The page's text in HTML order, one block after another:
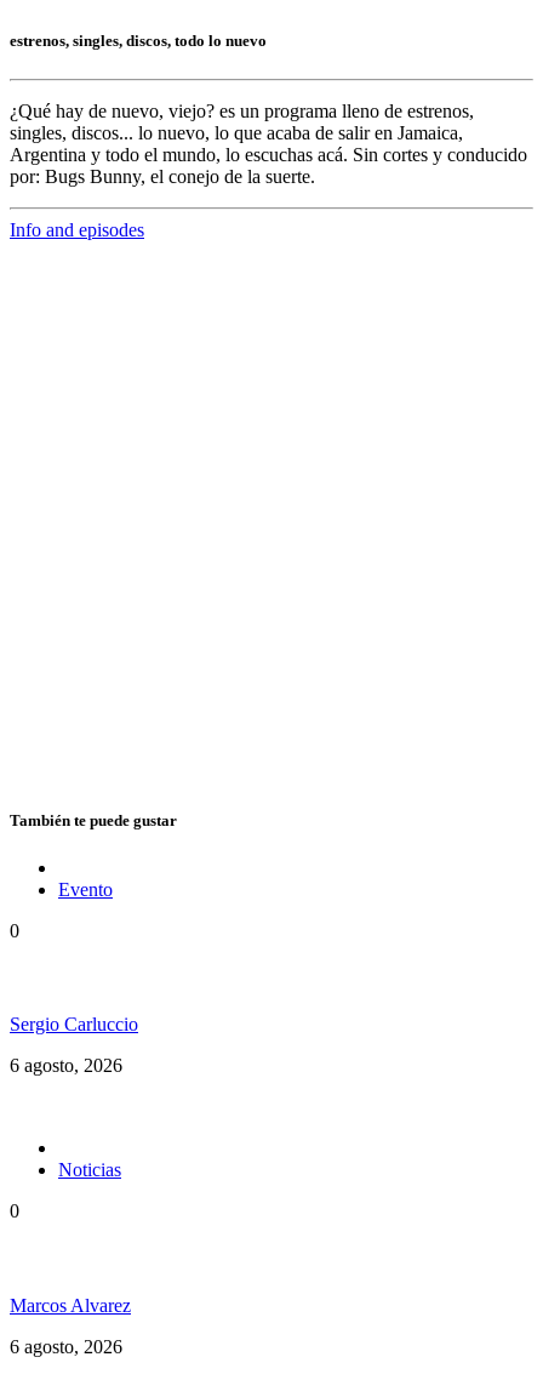
estrenos, singles, discos, todo lo nuevo
¿Qué hay de nuevo, viejo? es un programa lleno de estrenos,
singles, discos... lo nuevo, lo que acaba de salir en Jamaica,
Argentina y todo el mundo, lo escuchas acá. Sin cortes y conducido
por: Bugs Bunny, el conejo de la suerte.
Info and episodes
También te puede gustar
Evento
0
Sergio Carluccio
6 agosto, 2026
Noticias
0
Marcos Alvarez
6 agosto, 2026